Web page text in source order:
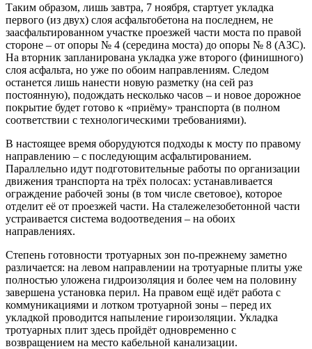
Таким образом, лишь завтра, 7 ноября, стартует укладка
первого (из двух) слоя асфальтобетона на последнем, не
заасфальтированном участке проезжей части моста по правой
стороне – от опоры № 4 (середина моста) до опоры № 8 (АЗС).
На вторник запланирована укладка уже второго (финишного)
слоя асфальта, но уже по обоим направлениям. Следом
останется лишь нанести новую разметку (на сей раз
постоянную), подождать несколько часов – и новое дорожное
покрытие будет готово к «приёму» транспорта (в полном
соответствии с технологическими требованиями).
В настоящее время оборудуются подходы к мосту по правому
направлению – с последующим асфальтированием.
Параллельно идут подготовительные работы по организации
движения транспорта на трёх полосах: устанавливается
ограждение рабочей зоны (в том числе световое), которое
отделит её от проезжей части. На сталежелезобетонной части
устраивается система водоотведения – на обоих
направлениях.
Степень готовности тротуарных зон по-прежнему заметно
различается: на левом направлении на тротуарные плиты уже
полностью уложена гидроизоляция и более чем на половину
завершена установка перил. На правом ещё идёт работа с
коммуникациями и лотком тротуарной зоны – перед их
укладкой проводится напыление гироизоляции. Укладка
тротуарных плит здесь пройдёт одновременно с
возвращением на место кабельной канализации.